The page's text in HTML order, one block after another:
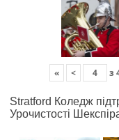
« < з
Stratford Коледж
Урочистості